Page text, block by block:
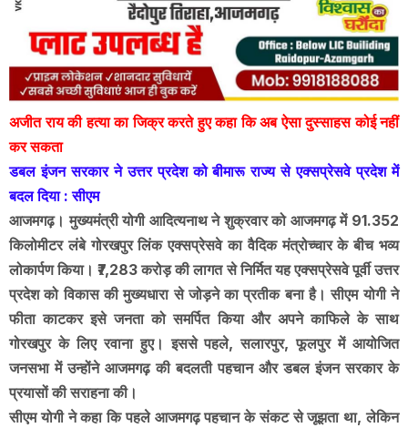
अजीत राय की हत्या का जिक्र करते हुए कहा कि अब ऐसा दुस्साहस कोई नहीं
कर सकता
डबल इंजन सरकार ने उत्तर प्रदेश को बीमारू राज्य से एक्सप्रेसवे प्रदेश में
बदल दिया : सीएम
आजमगढ़। मुख्यमंत्री योगी आदित्यनाथ ने शुक्रवार को आजमगढ़ में 91.352
किलोमीटर लंबे गोरखपुर लिंक एक्सप्रेसवे का वैदिक मंत्रोच्चार के बीच भव्य
लोकार्पण किया। ₹7,283 करोड़ की लागत से निर्मित यह एक्सप्रेसवे पूर्वी उत्तर
प्रदेश को विकास की मुख्यधारा से जोड़ने का प्रतीक बना है। सीएम योगी ने
फीता काटकर इसे जनता को समर्पित किया और अपने काफिले के साथ
गोरखपुर के लिए रवाना हुए। इससे पहले, सलारपुर, फूलपुर में आयोजित
जनसभा में उन्होंने आजमगढ़ की बदलती पहचान और डबल इंजन सरकार के
प्रयासों की सराहना की।
सीएम योगी ने कहा कि पहले आजमगढ़ पहचान के संकट से जूझता था, लेकिन